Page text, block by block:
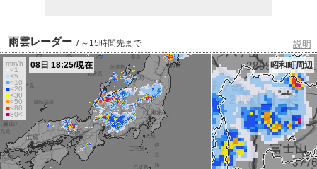
雨雲レーダー / ～15時間先まで 説明
mm/h
■<1
■<5
■<10
■<20
■<30
■<50
■<80
■80<
08日 18:25/現在 昭和町周辺